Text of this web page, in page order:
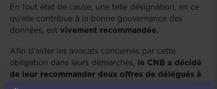
En tout état de cause, une telle désignation, en ce
qu’elle contribue à la bonne gouvernance des
données, est vivement recommandée.
Afin d’aider les avocats concernés par cette
obligation dans leurs démarches, le CNB a décidé
de leur recommander deux offres de délégués à
la protection des données